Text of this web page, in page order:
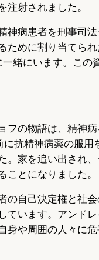
注射されました。
神病患者を刑事司
ために割り当てら
緒にいます。こ
フの物語は、精神
抗精神病薬の服
。家を追い出され
ことになりました。
の自己決定権と社
ています。アンド
身や周囲の人々に